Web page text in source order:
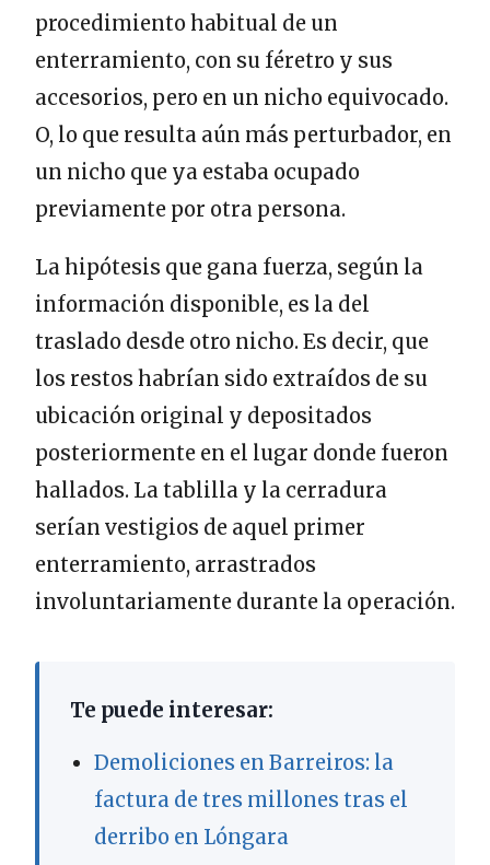
procedimiento habitual de un
enterramiento, con su féretro y sus
accesorios, pero en un nicho equivocado.
O, lo que resulta aún más perturbador, en
un nicho que ya estaba ocupado
previamente por otra persona.
La hipótesis que gana fuerza, según la
información disponible, es la del
traslado desde otro nicho. Es decir, que
los restos habrían sido extraídos de su
ubicación original y depositados
posteriormente en el lugar donde fueron
hallados. La tablilla y la cerradura
serían vestigios de aquel primer
enterramiento, arrastrados
involuntariamente durante la operación.
Te puede interesar:
Demoliciones en Barreiros: la
factura de tres millones tras el
derribo en Lóngara